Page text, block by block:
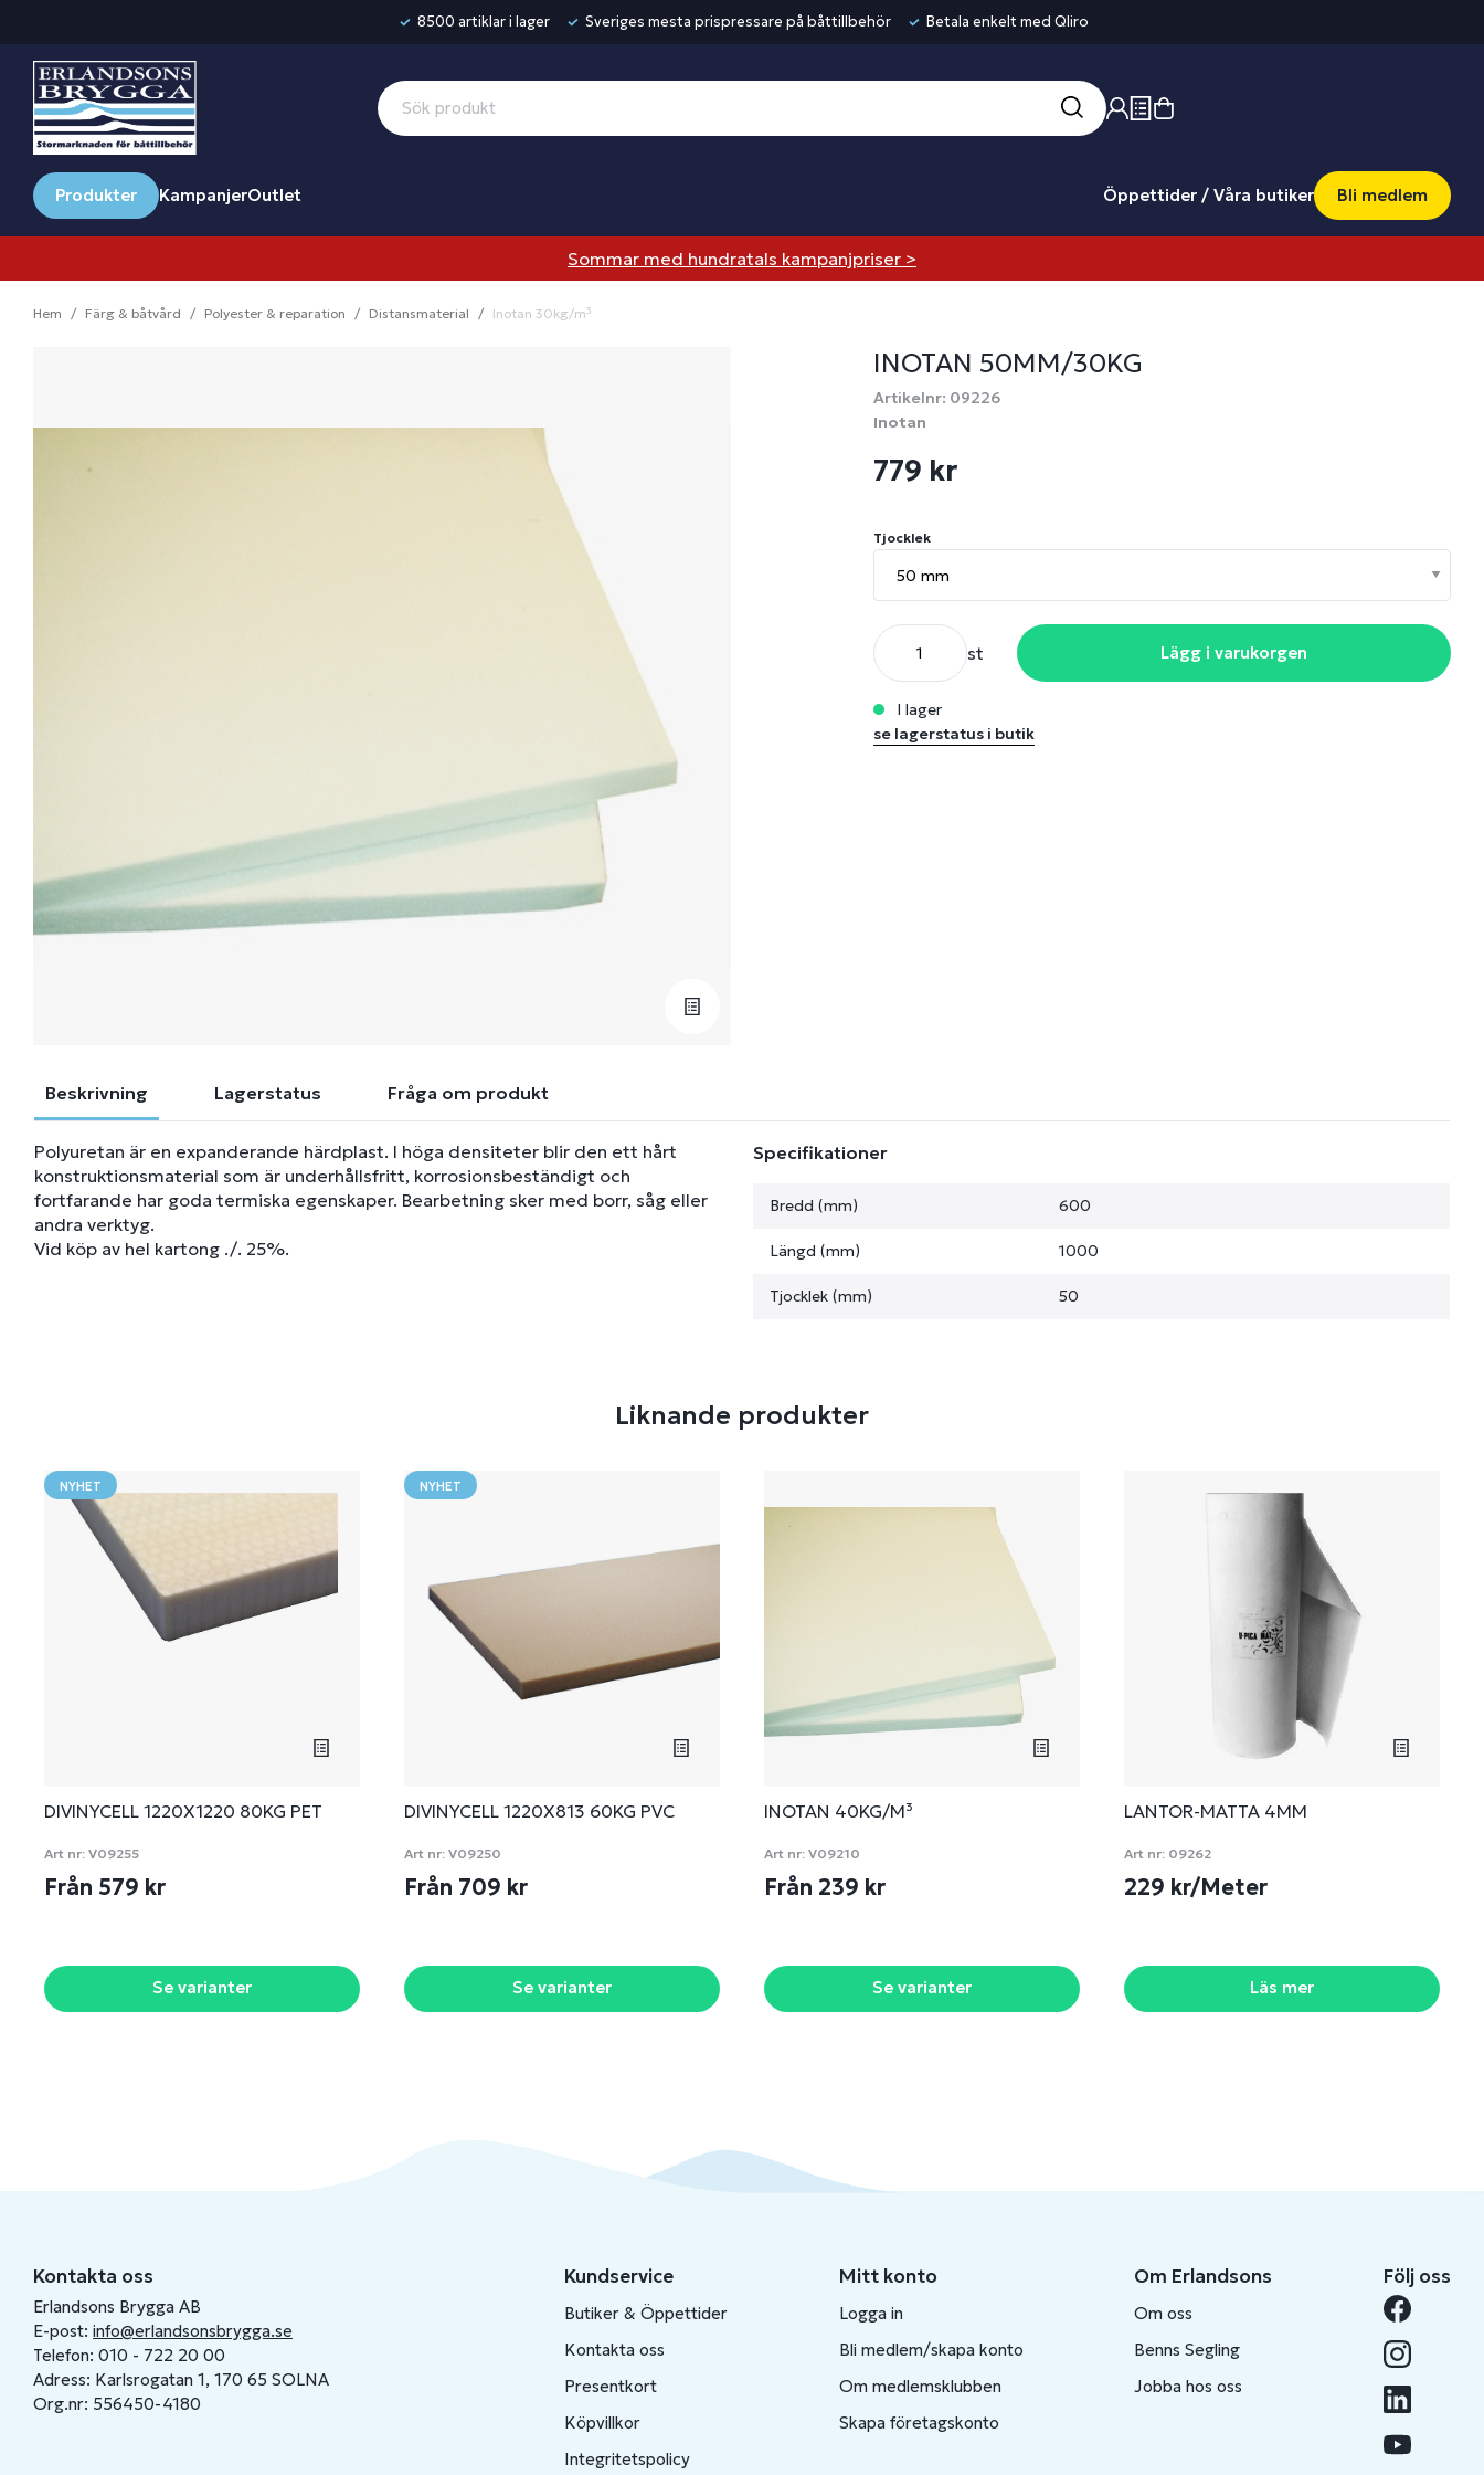
8500 artiklar i lager Sveriges mesta prispressare på båttillbehör Betala enkelt med Qliro
Produkter KampanjerOutlet Öppettider / Våra butiker Bli medlem
Sommar med hundratals kampanjpriser >
Hem Färg & båtvård Polyester & reparation Distansmaterial Inotan 30kg/m³
INOTAN 50MM/30KG
Artikelnr: 09226
Inotan
779 kr
Tjocklek
st Lägg i varukorgen
i lager
se lagerstatus i butik
Beskrivning Lagerstatus Fråga om produkt
Polyuretan är en expanderande härdplast. I höga densiteter blir den ett hårt
konstruktionsmaterial som är underhållsfritt, korrosionsbeständigt och
fortfarande har goda termiska egenskaper. Bearbetning sker med borr, såg eller
andra verktyg.
Vid köp av hel kartong ./. 25%.
Specifikationer
Bredd (mm) 600
Längd (mm) 1000
Tjocklek (mm) 50
Liknande produkter
NYHET
DIVINYCELL 1220X1220 80KG PET
Art nr: V09255
Från 579 kr
Se varianter
NYHET
DIVINYCELL 1220X813 60KG PVC
Art nr: V09250
Från 709 kr
Se varianter
INOTAN 40KG/M³
Art nr: V09210
Från 239 kr
Se varianter
LANTOR-MATTA 4MM
Art nr: 09262
229 kr/Meter
Läs mer
Kontakta oss
Erlandsons Brygga AB
E-post: info@erlandsonsbrygga.se
Telefon: 010 - 722 20 00
Adress: Karlsrogatan 1, 170 65 SOLNA
Org.nr: 556450-4180
Kundservice
Butiker & Öppettider
Kontakta oss
Presentkort
Köpvillkor
Integritetspolicy
Mitt konto
Logga in
Bli medlem/skapa konto
Om medlemsklubben
Skapa företagskonto
Om Erlandsons
Om oss
Benns Segling
Jobba hos oss
Följ oss